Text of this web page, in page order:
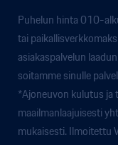
Puhelun hinta 010-
tai
asiakaspalvelun
soitamme sinulle
*Ajoneuvon kulutus
maailmanlaajuisesti
mukaisesti. Ilmoitettu